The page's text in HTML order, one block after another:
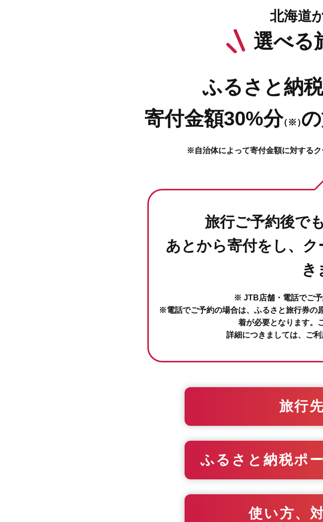
北海道
選べる
ふるさと納
寄付金額30%分（※）の
※自治体によって寄付金額に対するク
旅行ご予約後で
あとから寄付をし、
き
※ JTB店舗・電話でご予
※電話でご予約の場合は、ふるさと旅行券の
着が必要となります。
詳細につきましては、ご
旅行
ふるさと納税ポ
使い方、